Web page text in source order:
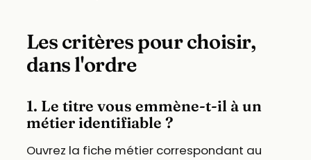
Les critères pour choisir,
dans l'ordre
1. Le titre vous emmène-t-il à un
métier identifiable ?
Ouvrez la fiche métier correspondant au